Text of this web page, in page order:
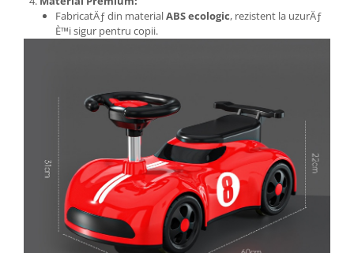
FabricatÄƒ din materialABS ecologic, rezistent la uzurÄƒ
È™i sigur pentru copii.